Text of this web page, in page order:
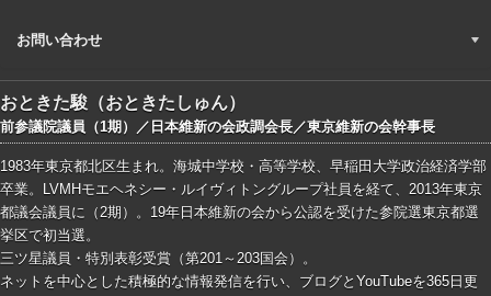
お問い合わせ
おときた駿（おときたしゅん）
前参議院議員（1期）／日本維新の会政調会長／東京維新の会幹事長
1983年東京都北区生まれ。海城中学校・高等学校、早稲田大学政治経済学部
卒業。LVMHモエヘネシー・ルイヴィトングループ社員を経て、2013年東京
都議会議員に（2期）。19年日本維新の会から公認を受けた参院選東京都選
挙区で初当選。
三ツ星議員・特別表彰受賞（第201～203国会）。
ネットを中心とした積極的な情報発信を行い、ブログとYouTubeを365日更